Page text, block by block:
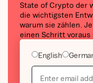
State of Crypto der
die wichtigsten
warum sie zählen.
einen Schritt voraus
English